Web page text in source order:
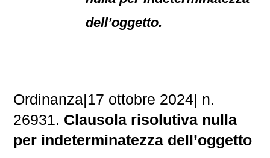
dell’oggetto.
Ordinanza|17 ottobre 2024| n.
26931. Clausola risolutiva nulla
per indeterminatezza dell’oggetto